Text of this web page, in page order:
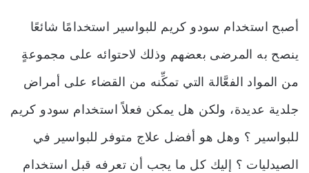
أصبح استخدام سودو كريم للبواسير استخدامًا شائعًا
ينصح به المرضى بعضهم وذلك لاحتوائه على مجموعةٍ
من المواد الفعَّالة التي تمكِّنه من القضاء على أمراض
جلدية عديدة، ولكن هل يمكن فعلاً استخدام سودو كريم
للبواسير ؟ وهل هو أفضل علاج متوفر للبواسير في
الصيدليات ؟ إليك كل ما يجب أن تعرفه قبل استخدام